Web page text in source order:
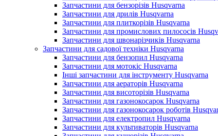
Запчастини для бензорізів Husqvarna
Запчастини для дрилів Husqvarna
Запчастини для плиткорізів Husqvarna
Запчастини для промислових пилососів
Запчастини для швонарізчиків Husqvarna
Запчастини для садової техніки Husqvarna
Запчастини для бензопил Husqvarna
Запчастини для мотокіс Husqvarna
Інші запчастини для інструменту Husqvarna
Запчастини для аераторів Husqvarna
Запчастини для висоторізів Husqvarna
Запчастини для газонокосарок Husqvarna
Запчастини для газонокосарок роботів
Запчастини для електропил Husqvarna
Запчастини для культиваторів Husqvarna